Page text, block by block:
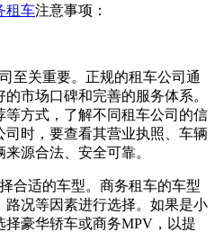
租车注意事项：
至关重要。正规的租车公司通
市场口碑和完善的服务体系。
方式，了解不同租车公司的信
时，要查看其营业执照、车辆
源合法、安全可靠。
合适的车型。商务租车的车型
况等因素进行选择。如果是小
豪华轿车或商务MPV，以提